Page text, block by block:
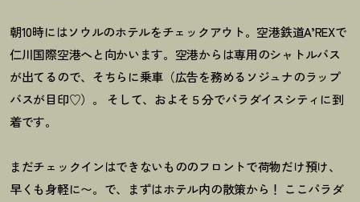
朝10時にはソウルのホテルをチェックアウト。空港鉄道A’REXで
仁川国際空港へと向かいます。空港からは専用のシャトルバス
が出てるので、そちらに乗車（広告を務めるソジュナのラップ
バスが目印♡）。 そして、およそ５分でパラダイスシティに到
着です。
まだチェックインはできないもののフロントで荷物だけ預け、
早くも身軽に〜。で、まずはホテル内の散策から ！ ここパラダ